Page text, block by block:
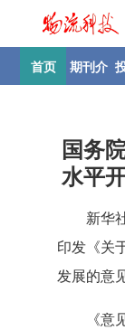
首页 期刊介
国务
水平
新华
印发《关
发展的意
《意